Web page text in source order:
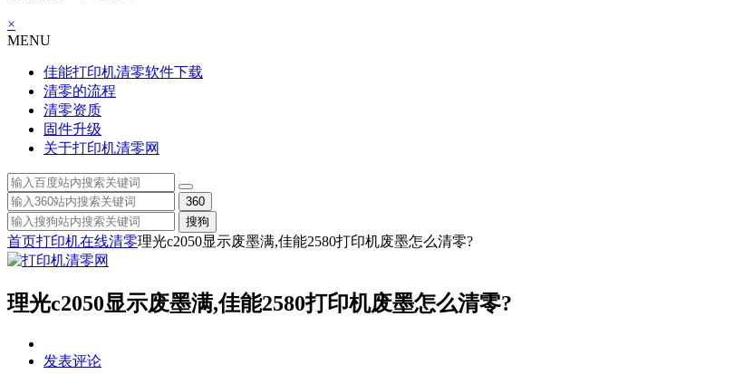
×
MENU
佳能打印机清零软件下载
清零的流程
清零资质
固件升级
关于打印机清零网
360
搜狗
首页打印机在线清零理光c2050显示废墨满,佳能2580打印机废墨怎么清零?
理光c2050显示废墨满,佳能2580打印机废墨怎么清零?
发表评论